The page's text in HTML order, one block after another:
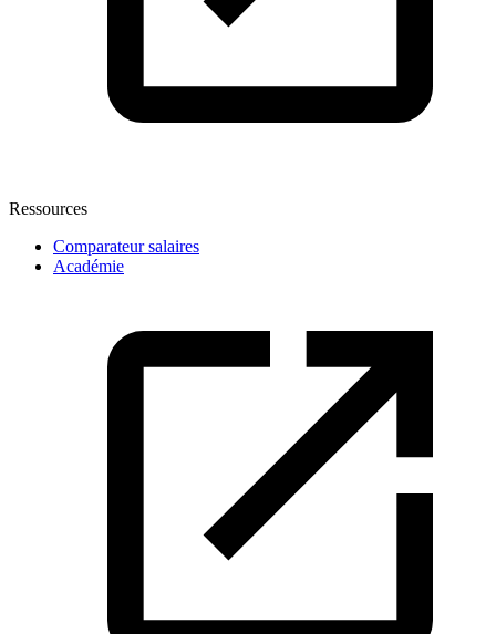
Ressources
Comparateur salaires
Académie